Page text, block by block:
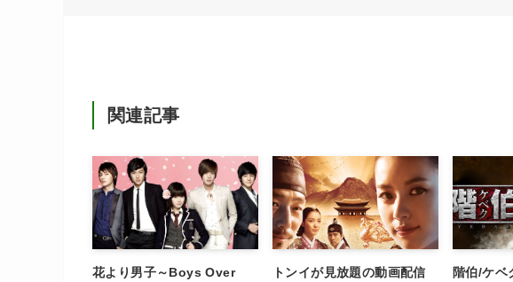
関連記事
花より男子～Boys Over
トンイが見放題の動画配信
階伯/ケベ